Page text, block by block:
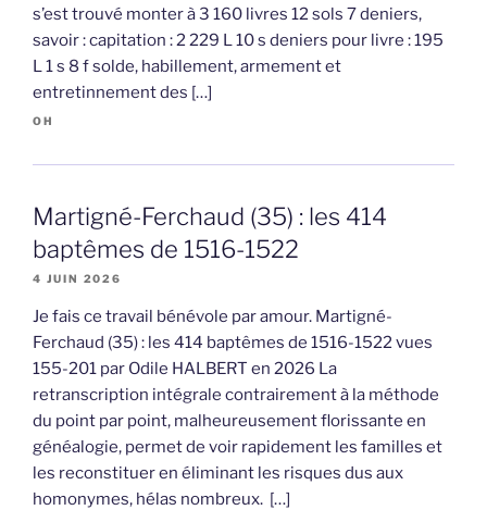
s’est trouvé monter à 3 160 livres 12 sols 7 deniers,
savoir : capitation : 2 229 L 10 s deniers pour livre : 195
L 1 s 8 f solde, habillement, armement et
entretinnement des […]
OH
Martigné-Ferchaud (35) : les 414
baptêmes de 1516-1522
4 JUIN 2026
Je fais ce travail bénévole par amour. Martigné-
Ferchaud (35) : les 414 baptêmes de 1516-1522 vues
155-201 par Odile HALBERT en 2026 La
retranscription intégrale contrairement à la méthode
du point par point, malheureusement florissante en
généalogie, permet de voir rapidement les familles et
les reconstituer en éliminant les risques dus aux
homonymes, hélas nombreux. […]